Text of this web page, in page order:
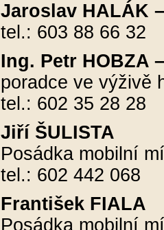
Jaroslav HALÁK
tel.: 603 88 66 32
Ing. Petr HOBZA
poradce ve výživě
tel.: 602 35 28 28
Jiří ŠULISTA
Posádka mobilní
tel.: 602 442 068
František FIALA
Posádka mobilní